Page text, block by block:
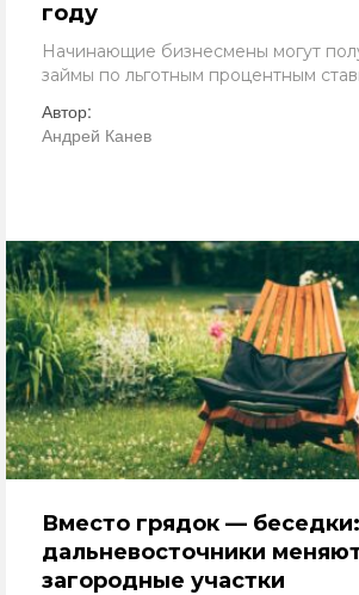
году
Начинающие бизнесмены могут
займы по льготным процентным
Автор:
Андрей Канев
Вместо грядок —
дальневосточники
загородные участки